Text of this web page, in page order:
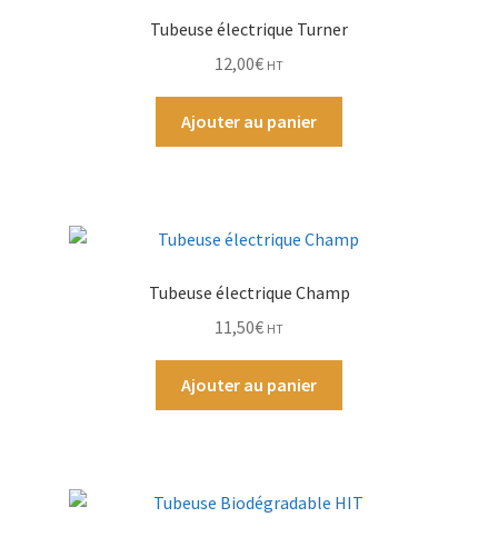
Tubeuse électrique Turner
12,00€ HT
Ajouter au panier
Tubeuse électrique Champ
11,50€ HT
Ajouter au panier